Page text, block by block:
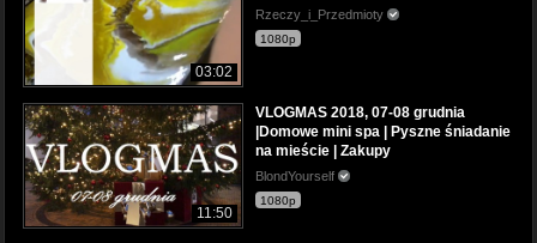
03:02
Rzeczy_i_Przedmioty
1080p
11:50
VLOGMAS 2018, 07-08 grudnia
|Domowe mini spa | Pyszne śniadanie
na mieście | Zakupy
BlondYourself
1080p